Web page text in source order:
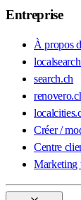
Entreprise
À propos
search.ch
Créer /
Centre
Marketing